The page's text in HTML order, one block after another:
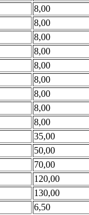
8,00
8,00
8,00
8,00
8,00
8,00
8,00
8,00
8,00
35,00
50,00
70,00
120,00
130,00
6,50